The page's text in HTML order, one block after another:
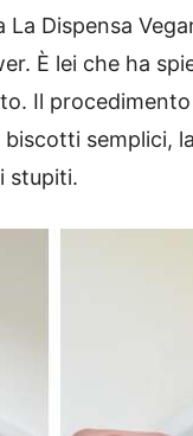
Dispensa
È lei che ha
Il
semplici,
stupiti.